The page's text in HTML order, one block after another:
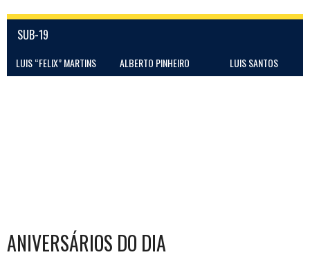
SUB-19
LUIS “FELIX” MARTINS ALBERTO PINHEIRO LUIS SANTOS
ANIVERSÁRIOS DO DIA